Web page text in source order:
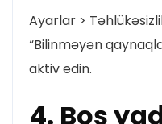
Ayarlar >
“Bilinməyən
aktiv edin.
4. Boş